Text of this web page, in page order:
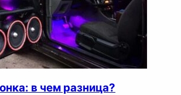
в чем разница?